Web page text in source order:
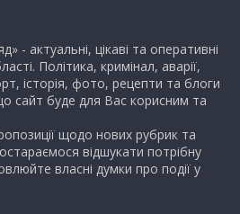
- актуальні, цікаві та оперативні
Політика, кримінал, аварії,
історія, фото, рецепти та блоги
сайт буде для Вас корисним та
щодо нових рубрик та
відшукати потрібну
власні думки про події у